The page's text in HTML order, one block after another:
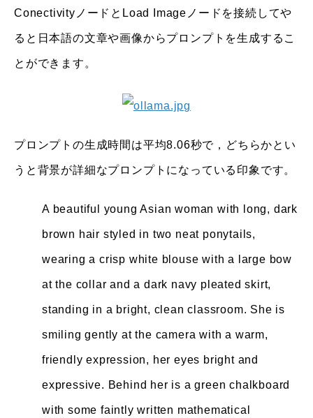
ConectivityノードとLoad Imageノードを接続してや
ると日本語の文章や画像からプロンプトを生成するこ
とができます。
プロンプトの生成時間は平均8.06秒で，どちらかとい
うと背景が詳細なプロンプトになっている印象です。
A beautiful young Asian woman with long, dark
brown hair styled in two neat ponytails,
wearing a crisp white blouse with a large bow
at the collar and a dark navy pleated skirt,
standing in a bright, clean classroom. She is
smiling gently at the camera with a warm,
friendly expression, her eyes bright and
expressive. Behind her is a green chalkboard
with some faintly written mathematical